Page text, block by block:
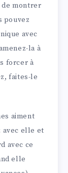
montrer
pouvez
avec
la à
forcer à
faites-le
aiment
avec elle et
avec ce
elle